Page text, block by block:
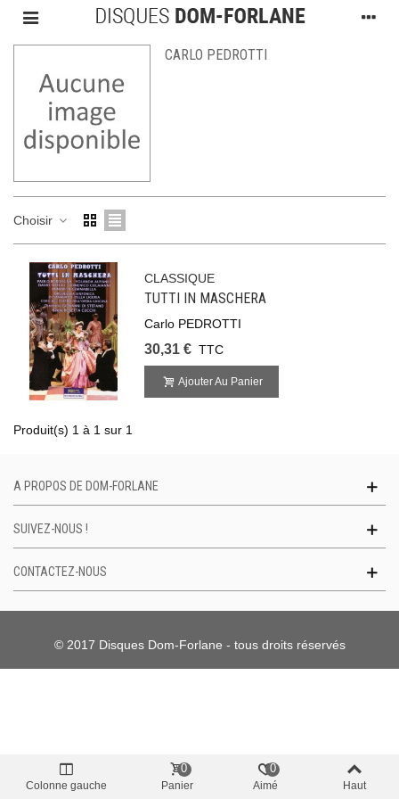
CARLO PEDROTTI
Choisir
CLASSIQUE
TUTTI IN MASCHERA
Carlo PEDROTTI
30,31 € TTC
Ajouter Au Panier
Produit(s) 1 à 1 sur 1
A PROPOS DE DOM-FORLANE
SUIVEZ-NOUS !
CONTACTEZ-NOUS
© 2017 Disques Dom-Forlane - tous droits réservés
Colonne gauche Panier
0
Aimé
0
Haut